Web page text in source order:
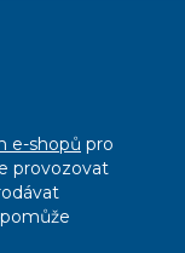
e-shopů pro
provozovat